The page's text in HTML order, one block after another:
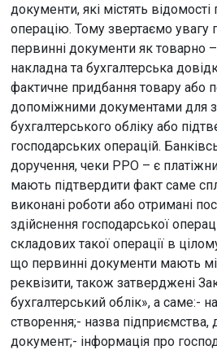
документи, які містять
операцію. Тому звертаємо увагу
первинні документи як товарно
накладна та бухгалтерська
фактичне придбання товару або
допоміжними документами для
бухгалтерського обліку або
господарських операцій.
доручення, чеки РРО – є
мають підтвердити факт саме
виконані роботи або отримані
здійснення господарської
складових такої операції в
що первинні документи мають
реквізити, також затверджені
бухгалтерський облік», а саме:-
створення;- назва підприємства,
документ;- інформація про